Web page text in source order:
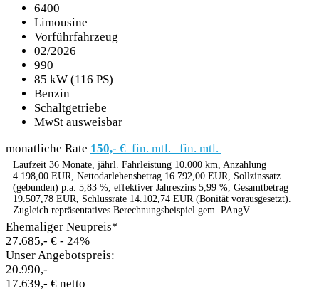
6400
Limousine
Vorführfahrzeug
02/2026
990
85 kW (116 PS)
Benzin
Schaltgetriebe
MwSt ausweisbar
monatliche Rate 150,- € fin. mtl. fin. mtl.
Laufzeit 36 Monate, jährl. Fahrleistung 10.000 km, Anzahlung
4.198,00 EUR, Nettodarlehensbetrag 16.792,00 EUR, Sollzinssatz
(gebunden) p.a. 5,83 %, effektiver Jahreszins 5,99 %, Gesamtbetrag
19.507,78 EUR, Schlussrate 14.102,74 EUR (Bonität vorausgesetzt).
Zugleich repräsentatives Berechnungsbeispiel gem. PAngV.
Ehemaliger Neupreis*
27.685,- € - 24%
Unser Angebotspreis:
20.990,-
17.639,- € netto